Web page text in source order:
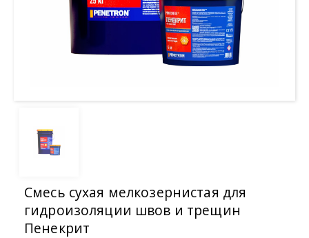
Смесь сухая мелкозернистая для
гидроизоляции швов и трещин
Пенекрит